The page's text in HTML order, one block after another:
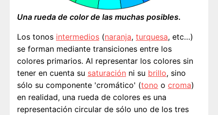
Una rueda de color de las muchas posibles.
Los tonos intermedios (naranja, turquesa, etc…)
se forman mediante transiciones entre los
colores primarios. Al representar los colores sin
tener en cuenta su saturación ni su brillo, sino
sólo su componente 'cromático' (tono o croma)
en realidad, una rueda de colores es una
representación circular de sólo uno de los tres